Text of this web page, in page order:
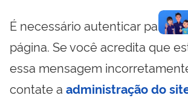
É necessário autenticar para
página. Se você acredita que
essa mensagem
contate a administração do